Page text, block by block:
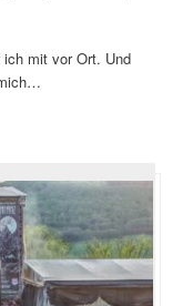
ich mit vor Ort. Und